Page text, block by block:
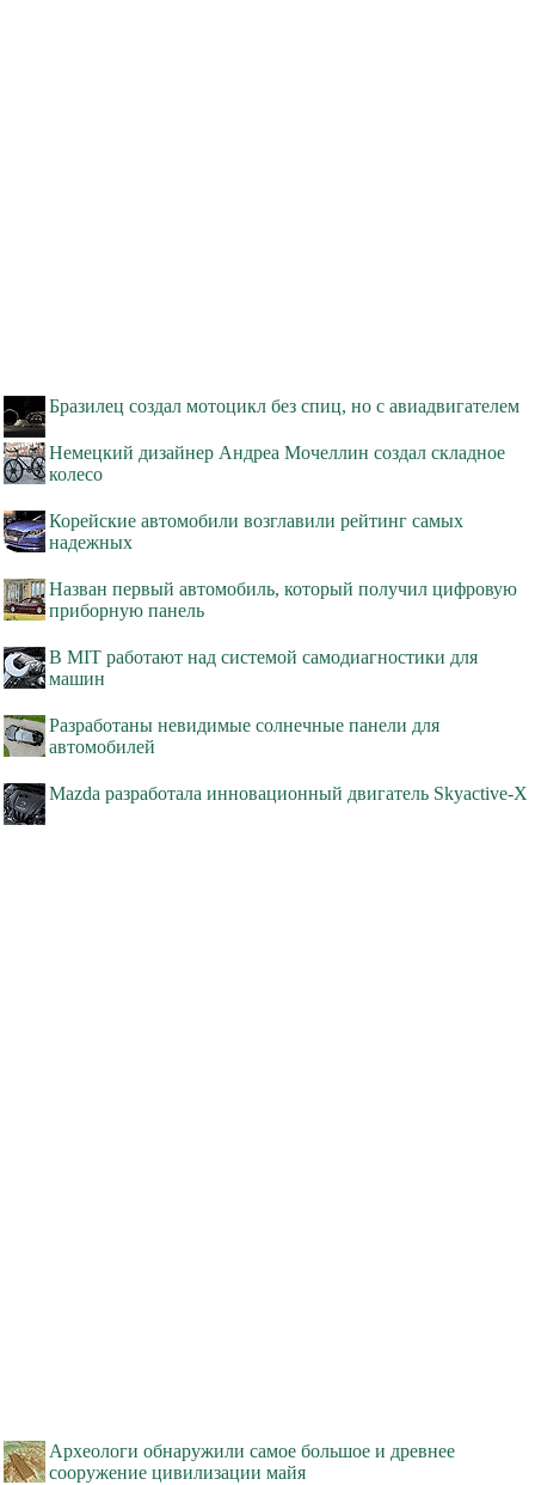
Бразилец создал мотоцикл без спиц, но с авиадвигателем
Немецкий дизайнер Андреа Мочеллин создал складное
колесо
Корейские автомобили возглавили рейтинг самых
надежных
Назван первый автомобиль, который получил цифровую
приборную панель
В MIT работают над системой самодиагностики для
машин
Разработаны невидимые солнечные панели для
автомобилей
Mazda разработала инновационный двигатель Skyactive-X
Археологи обнаружили самое большое и древнее
сооружение цивилизации майя